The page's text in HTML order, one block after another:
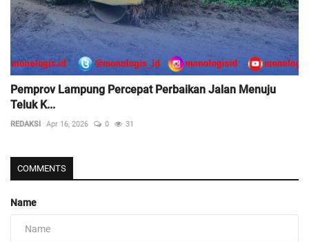
Pemprov Lampung Percepat Perbaikan Jalan Menuju
Teluk K...
REDAKSI Apr 16, 2026 0 31
COMMENTS
Name